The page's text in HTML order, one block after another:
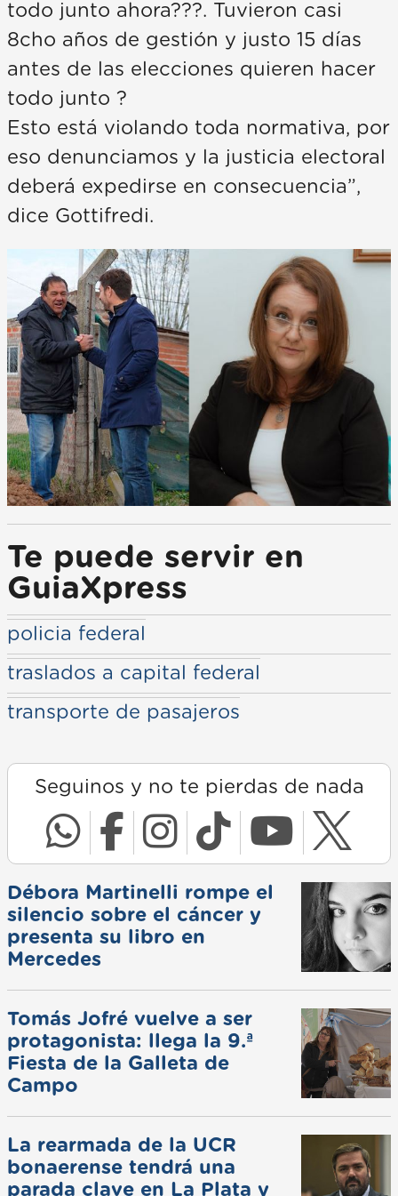
todo junto ahora???. Tuvieron casi
8cho años de gestión y justo 15 días
antes de las elecciones quieren hacer
todo junto ?
Esto está violando toda normativa, por
eso denunciamos y la justicia electoral
deberá expedirse en consecuencia”,
dice Gottifredi.
Te puede servir en
GuiaXpress
policia federal
traslados a capital federal
transporte de pasajeros
Seguinos y no te pierdas de nada
Débora Martinelli rompe el
silencio sobre el cáncer y
presenta su libro en
Mercedes
Tomás Jofré vuelve a ser
protagonista: llega la 9.ª
Fiesta de la Galleta de
Campo
La rearmada de la UCR
bonaerense tendrá una
parada clave en La Plata y